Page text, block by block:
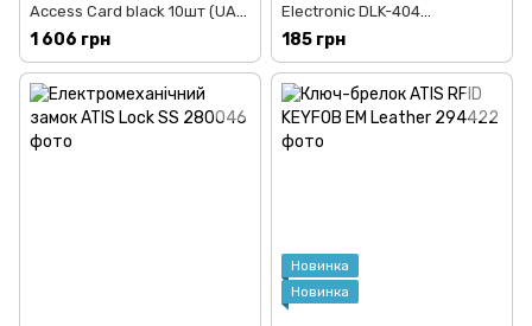
Access Card black 10шт (UA-
Card-B-10)
1 606 грн
Electronic DLK-404
(DoorContacts)
185 грн
Новинка
Новинка